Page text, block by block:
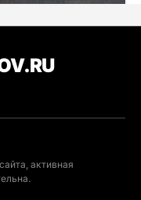
активная